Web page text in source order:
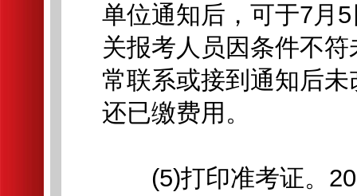
单位通知后，可于7月
关报考人员因条件不
常联系或接到通知后
还已缴费用。
(5)打印准考证。